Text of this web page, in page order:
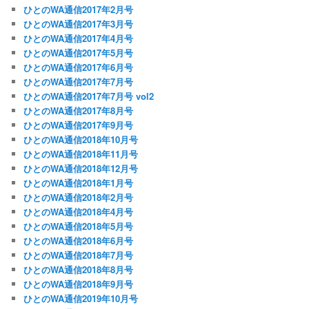
ひとのWA通信2017年2月号
ひとのWA通信2017年3月号
ひとのWA通信2017年4月号
ひとのWA通信2017年5月号
ひとのWA通信2017年6月号
ひとのWA通信2017年7月号
ひとのWA通信2017年7月号 vol2
ひとのWA通信2017年8月号
ひとのWA通信2017年9月号
ひとのWA通信2018年10月号
ひとのWA通信2018年11月号
ひとのWA通信2018年12月号
ひとのWA通信2018年1月号
ひとのWA通信2018年2月号
ひとのWA通信2018年4月号
ひとのWA通信2018年5月号
ひとのWA通信2018年6月号
ひとのWA通信2018年7月号
ひとのWA通信2018年8月号
ひとのWA通信2018年9月号
ひとのWA通信2019年10月号